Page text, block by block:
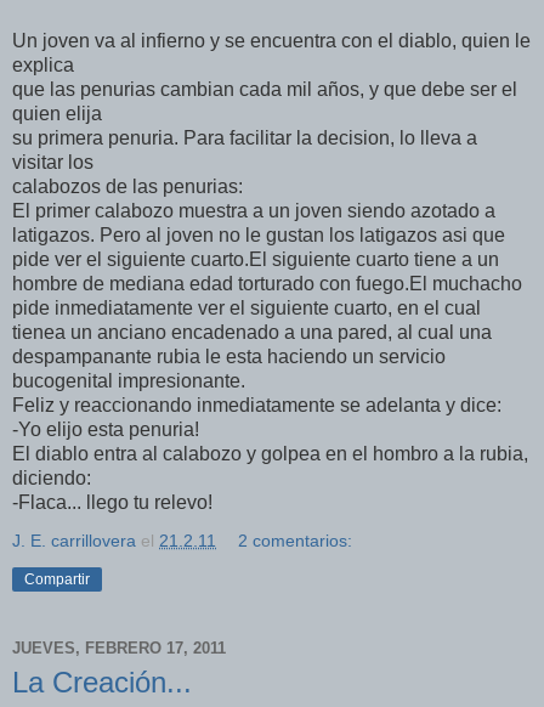
Un joven va al infierno y se encuentra con el diablo, quien le
explica
que las penurias cambian cada mil años, y que debe ser el
quien elija
su primera penuria. Para facilitar la decision, lo lleva a
visitar los
calabozos de las penurias:
El primer calabozo muestra a un joven siendo azotado a
latigazos. Pero al joven no le gustan los latigazos asi que
pide ver el siguiente cuarto.El siguiente cuarto tiene a un
hombre de mediana edad torturado con fuego.El muchacho
pide inmediatamente ver el siguiente cuarto, en el cual
tienea un anciano encadenado a una pared, al cual una
despampanante rubia le esta haciendo un servicio
bucogenital impresionante.
Feliz y reaccionando inmediatamente se adelanta y dice:
-Yo elijo esta penuria!
El diablo entra al calabozo y golpea en el hombro a la rubia,
diciendo:
-Flaca... llego tu relevo!
J. E. carrillovera el 21.2.11 2 comentarios:
Compartir
JUEVES, FEBRERO 17, 2011
La Creación...